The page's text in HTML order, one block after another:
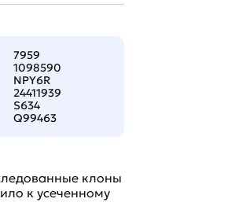
7959
1098590
NPY6R
24411939
S634
Q99463
клоны
к усеченному